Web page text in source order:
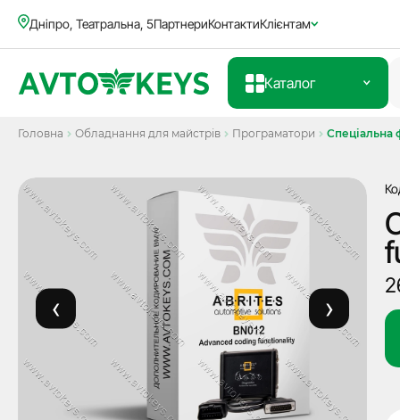
Дніпро, Театральна, 5ПартнериКонтактиКлієнтам
Каталог
Головна Обладнання для майстрів Програматори Спеціальна